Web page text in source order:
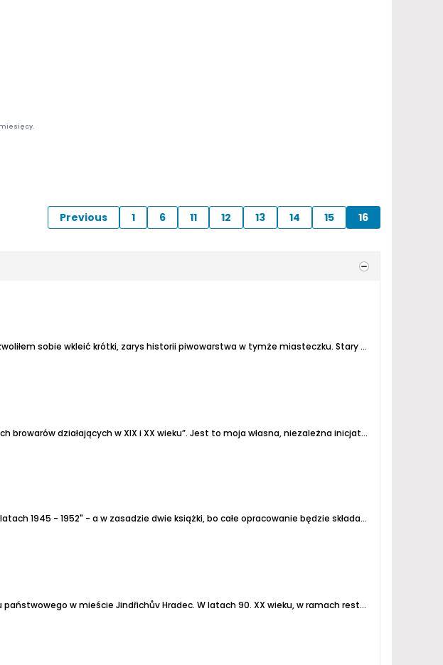
Previous 1 6 11 12 13 14 15 16
sobie wkleić krótki, zarys historii piwowarstwa w tymże miasteczku. Stary browar w Vejprtach istniał od 1607 do 1948 roku. Prawo do warzenia piwa nadał wówczas cesarz Rudolf II....
to moja własna, niezależna inicjatywa i projekt (również finansowy). Tak więc dostępna jest tylko i wyłącznie u mnie (odbiór...
Najwyższy czas by zapowiedzieć nową książkę pt. "Browary Ziem Północnych i Zachodnich w latach 1945 - 1952" - a w zasadzie dwie książki, bo całe opracowanie będzie składać się z dwóch tomów, które ukażą się odrębnie. Na początek... tom II, czyli katalog. Tom I (synteza)...
w mieście Jindřichův Hradec. W latach 90. XX wieku, w ramach restytucji, budynek browaru powrócił w ręce rodziny Schulzów. Wystawili oni cały teren na sprzedaż, a część